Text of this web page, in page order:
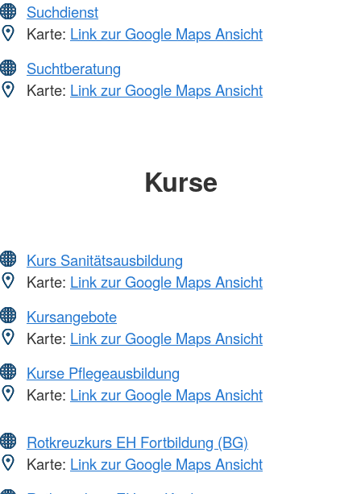
Suchdienst
Karte: Link zur Google Maps Ansicht
Suchtberatung
Karte: Link zur Google Maps Ansicht
Kurse
Kurs Sanitätsausbildung
Karte: Link zur Google Maps Ansicht
Kursangebote
Karte: Link zur Google Maps Ansicht
Kurse Pflegeausbildung
Karte: Link zur Google Maps Ansicht
Rotkreuzkurs EH Fortbildung (BG)
Karte: Link zur Google Maps Ansicht